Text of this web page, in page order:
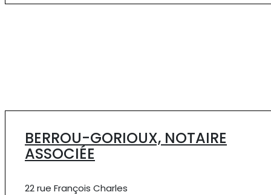
BERROU-GORIOUX, NOTAIRE
ASSOCIÉE
22 rue François Charles